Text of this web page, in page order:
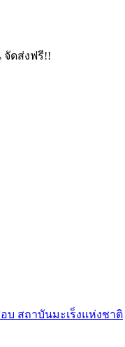
ดส่งฟรี!!
บ สถาบันมะเร็งแห่งชาติ